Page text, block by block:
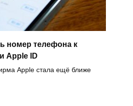
номер телефона к
Apple ID
Apple стала ещё ближе